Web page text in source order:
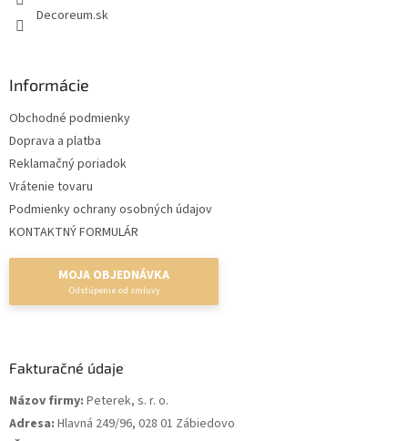
Decoreum.sk
Informácie
Obchodné podmienky
Doprava a platba
Reklamačný poriadok
Vrátenie tovaru
Podmienky ochrany osobných údajov
KONTAKTNÝ FORMULÁR
MOJA OBJEDNÁVKA
Fakturačné údaje
Názov firmy: Peterek, s. r. o.
Adresa: Hlavná 249/96, 028 01 Zábiedovo